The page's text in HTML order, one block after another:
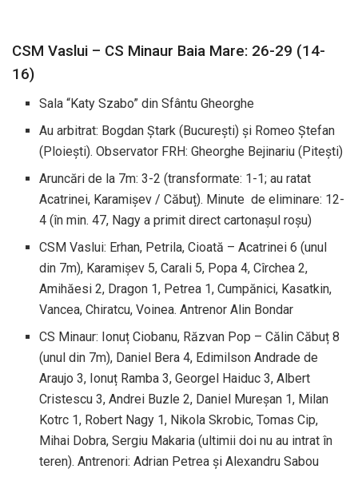
CSM Vaslui – CS Minaur Baia Mare: 26-29 (14-
16)
Sala “Katy Szabo” din Sfântu Gheorghe
Au arbitrat: Bogdan Ștark (București) și Romeo Ștefan
(Ploiești). Observator FRH: Gheorghe Bejinariu (Pitești)
Aruncări de la 7m: 3-2 (transformate: 1-1; au ratat
Acatrinei, Karamișev / Căbuț). Minute de eliminare: 12-
4 (în min. 47, Nagy a primit direct cartonașul roșu)
CSM Vaslui: Erhan, Petrila, Cioată – Acatrinei 6 (unul
din 7m), Karamișev 5, Carali 5, Popa 4, Cîrchea 2,
Amihăesi 2, Dragon 1, Petrea 1, Cumpănici, Kasatkin,
Vancea, Chiratcu, Voinea. Antrenor Alin Bondar
CS Minaur: Ionuț Ciobanu, Răzvan Pop – Călin Căbuț 8
(unul din 7m), Daniel Bera 4, Edimilson Andrade de
Araujo 3, Ionuț Ramba 3, Georgel Haiduc 3, Albert
Cristescu 3, Andrei Buzle 2, Daniel Mureșan 1, Milan
Kotrc 1, Robert Nagy 1, Nikola Skrobic, Tomas Cip,
Mihai Dobra, Sergiu Makaria (ultimii doi nu au intrat în
teren). Antrenori: Adrian Petrea și Alexandru Sabou